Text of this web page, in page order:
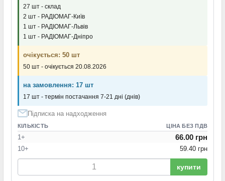
27 шт - склад
2 шт - РАДІОМАГ-Київ
1 шт - РАДІОМАГ-Львів
1 шт - РАДІОМАГ-Дніпро
очікується: 50 шт
50 шт - очікується 20.08.2026
на замовлення: 17 шт
17 шт - термін постачання 7-21 дні (днів)
Підписка на надходження
КІЛЬКІСТЬ ЦІНА БЕЗ ПДВ
1+ 66.00 грн
10+ 59.40 грн
купити